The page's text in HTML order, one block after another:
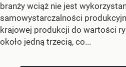
branży wciąż nie jest
samowystarczalności
krajowej produkcji do wartości
około jedną trzecią, co...